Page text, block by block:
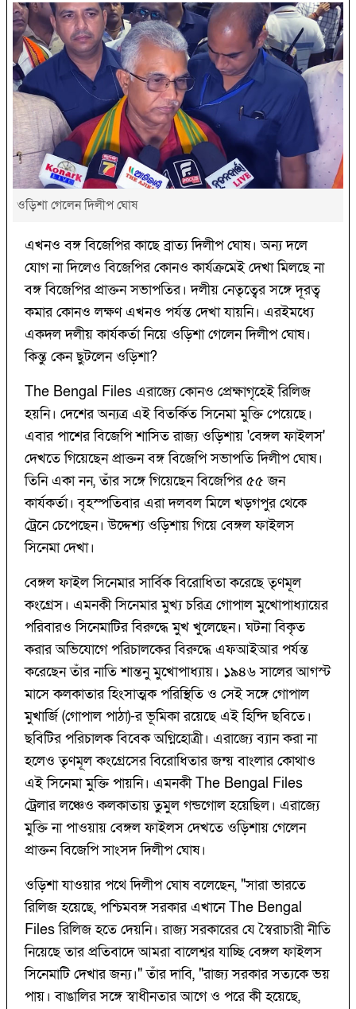
ওড়িশা গেলেন দিলীপ ঘোষ
এখনও বঙ্গ বিজেপির কাছে ব্রাত্য দিলীপ ঘোষ। অন্য দলে
যোগ না দিলেও বিজেপির কোনও কার্যক্রমেই দেখা মিলছে না
বঙ্গ বিজেপির প্রাক্তন সভাপতির। দলীয় নেতৃত্বের সঙ্গে দূরত্ব
কমার কোনও লক্ষণ এখনও পর্যন্ত দেখা যায়নি। এরইমধ্যে
একদল দলীয় কার্যকর্তা নিয়ে ওড়িশা গেলেন দিলীপ ঘোষ।
কিন্তু কেন ছুটলেন ওড়িশা?
The Bengal Files এরাজ্যে কোনও প্রেক্ষাগৃহেই রিলিজ
হয়নি। দেশের অন্যত্র এই বিতর্কিত সিনেমা মুক্তি পেয়েছে।
এবার পাশের বিজেপি শাসিত রাজ্য ওড়িশায় 'বেঙ্গল ফাইলস'
দেখতে গিয়েছেন প্রাক্তন বঙ্গ বিজেপি সভাপতি দিলীপ ঘোষ।
তিনি একা নন, তাঁর সঙ্গে গিয়েছেন বিজেপির ৫৫ জন
কার্যকর্তা। বৃহস্পতিবার এরা দলবল মিলে খড়গপুর থেকে
ট্রেনে চেপেছেন। উদ্দেশ্য ওড়িশায় গিয়ে বেঙ্গল ফাইলস
সিনেমা দেখা।
বেঙ্গল ফাইল সিনেমার সার্বিক বিরোধিতা করেছে তৃণমূল
কংগ্রেস। এমনকী সিনেমার মুখ্য চরিত্র গোপাল মুখোপাধ্যায়ের
পরিবারও সিনেমাটির বিরুদ্ধে মুখ খুলেছেন। ঘটনা বিকৃত
করার অভিযোগে পরিচালকের বিরুদ্ধে এফআইআর পর্যন্ত
করেছেন তাঁর নাতি শান্তনু মুখোপাধ্যায়। ১৯৪৬ সালের আগস্ট
মাসে কলকাতার হিংসাত্মক পরিস্থিতি ও সেই সঙ্গে গোপাল
মুখার্জি (গোপাল পাঠা)-র ভূমিকা রয়েছে এই হিন্দি ছবিতে।
ছবিটির পরিচালক বিবেক অগ্নিহোত্রী। এরাজ্যে ব্যান করা না
হলেও তৃণমূল কংগ্রেসের বিরোধিতার জন্য় বাংলার কোথাও
এই সিনেমা মুক্তি পায়নি। এমনকী The Bengal Files
ট্রেলার লঞ্চেও কলকাতায় তুমুল গন্ডগোল হয়েছিল। এরাজ্যে
মুক্তি না পাওয়ায় বেঙ্গল ফাইলস দেখতে ওড়িশায় গেলেন
প্রাক্তন বিজেপি সাংসদ দিলীপ ঘোষ।
ওড়িশা যাওয়ার পথে দিলীপ ঘোষ বলেছেন, "সারা ভারতে
রিলিজ হয়েছে, পশ্চিমবঙ্গ সরকার এখানে The Bengal
Files রিলিজ হতে দেয়নি। রাজ্য সরকারের যে স্বৈরাচারী নীতি
নিয়েছে তার প্রতিবাদে আমরা বালেশ্বর যাচ্ছি বেঙ্গল ফাইলস
সিনেমাটি দেখার জন্য।" তাঁর দাবি, "রাজ্য সরকার সত্যকে ভয়
পায়। বাঙালির সঙ্গে স্বাধীনতার আগে ও পরে কী হয়েছে,